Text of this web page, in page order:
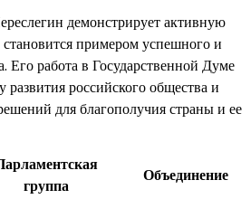
демонстрирует активную
примером успешного и
Его работа в Государственной Думе
российского общества и
для благополучия страны и ее
группа
Объединение